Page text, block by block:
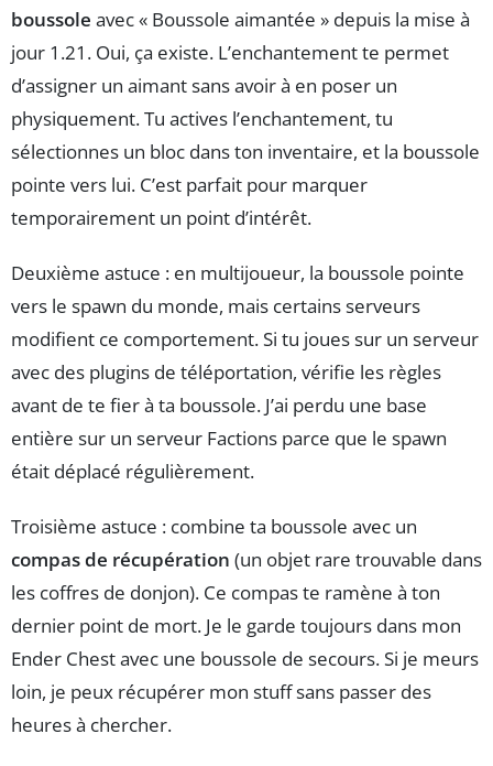
boussole avec « Boussole aimantée » depuis la mise à
jour 1.21. Oui, ça existe. L’enchantement te permet
d’assigner un aimant sans avoir à en poser un
physiquement. Tu actives l’enchantement, tu
sélectionnes un bloc dans ton inventaire, et la boussole
pointe vers lui. C’est parfait pour marquer
temporairement un point d’intérêt.
Deuxième astuce : en multijoueur, la boussole pointe
vers le spawn du monde, mais certains serveurs
modifient ce comportement. Si tu joues sur un serveur
avec des plugins de téléportation, vérifie les règles
avant de te fier à ta boussole. J’ai perdu une base
entière sur un serveur Factions parce que le spawn
était déplacé régulièrement.
Troisième astuce : combine ta boussole avec un
compas de récupération (un objet rare trouvable dans
les coffres de donjon). Ce compas te ramène à ton
dernier point de mort. Je le garde toujours dans mon
Ender Chest avec une boussole de secours. Si je meurs
loin, je peux récupérer mon stuff sans passer des
heures à chercher.